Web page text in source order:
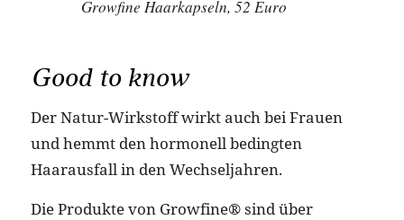
Growfine Haarkapseln, 52 Euro
Good to know
Der Natur-Wirkstoff wirkt auch bei Frauen
und hemmt den hormonell bedingten
Haarausfall in den Wechseljahren.
Die Produkte von Growfine® sind über